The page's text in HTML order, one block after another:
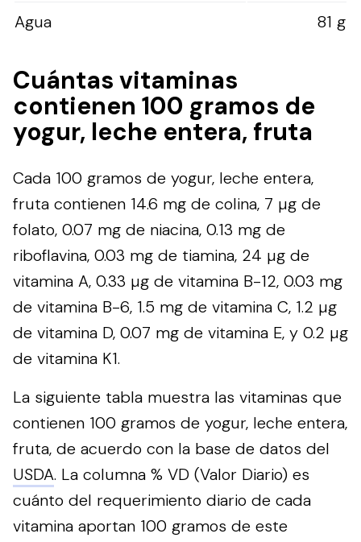
Agua
81 g
Cuántas vitaminas
contienen 100 gramos de
yogur, leche entera, fruta
Cada 100 gramos de yogur, leche entera,
fruta contienen 14.6 mg de colina, 7 µg de
folato, 0.07 mg de niacina, 0.13 mg de
riboflavina, 0.03 mg de tiamina, 24 µg de
vitamina A, 0.33 µg de vitamina B-12, 0.03 mg
de vitamina B-6, 1.5 mg de vitamina C, 1.2 µg
de vitamina D, 0.07 mg de vitamina E, y 0.2 µg
de vitamina K1.
La siguiente tabla muestra las vitaminas que
contienen 100 gramos de yogur, leche entera,
fruta, de acuerdo con la base de datos del
USDA. La columna % VD (Valor Diario) es
cuánto del requerimiento diario de cada
vitamina aportan 100 gramos de este